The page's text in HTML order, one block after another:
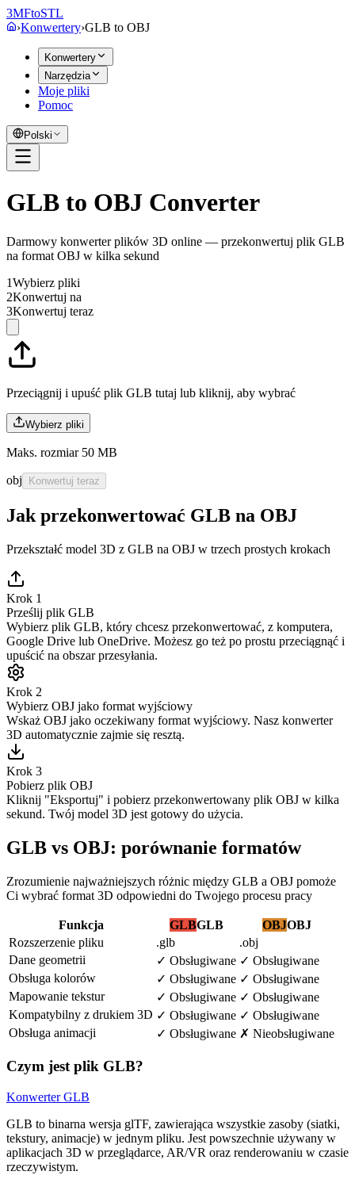
3MFtoSTL
›Konwertery›GLB to OBJ
Konwertery
Narzędzia
Moje pliki
Pomoc
Polski
GLB to OBJ Converter
Darmowy konwerter plików 3D online — przekonwertuj plik GLB
na format OBJ w kilka sekund
1Wybierz pliki
2Konwertuj na
3Konwertuj teraz
Przeciągnij i upuść plik GLB tutaj lub kliknij, aby wybrać
Wybierz pliki
Maks. rozmiar 50 MB
obj Konwertuj teraz
Jak przekonwertować GLB na OBJ
Przekształć model 3D z GLB na OBJ w trzech prostych krokach
Krok 1
Prześlij plik GLB
Wybierz plik GLB, który chcesz przekonwertować, z komputera,
Google Drive lub OneDrive. Możesz go też po prostu przeciągnąć i
upuścić na obszar przesyłania.
Krok 2
Wybierz OBJ jako format wyjściowy
Wskaż OBJ jako oczekiwany format wyjściowy. Nasz konwerter
3D automatycznie zajmie się resztą.
Krok 3
Pobierz plik OBJ
Kliknij "Eksportuj" i pobierz przekonwertowany plik OBJ w kilka
sekund. Twój model 3D jest gotowy do użycia.
GLB vs OBJ: porównanie formatów
Zrozumienie najważniejszych różnic między GLB a OBJ pomoże
Ci wybrać format 3D odpowiedni do Twojego procesu pracy
Funkcja GLBGLB OBJOBJ
Rozszerzenie pliku
.glb
.obj
Dane geometrii
✓ Obsługiwane ✓ Obsługiwane
Obsługa kolorów
✓ Obsługiwane ✓ Obsługiwane
Mapowanie tekstur
✓ Obsługiwane ✓ Obsługiwane
Kompatybilny z drukiem 3D ✓ Obsługiwane ✓ Obsługiwane
Obsługa animacji
✓ Obsługiwane ✗ Nieobsługiwane
Czym jest plik GLB?
Konwerter GLB
GLB to binarna wersja glTF, zawierająca wszystkie zasoby (siatki,
tekstury, animacje) w jednym pliku. Jest powszechnie używany w
aplikacjach 3D w przeglądarce, AR/VR oraz renderowaniu w czasie
rzeczywistym.